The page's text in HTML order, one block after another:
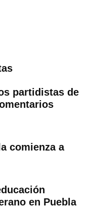
partidistas de
comienza a
en Puebla